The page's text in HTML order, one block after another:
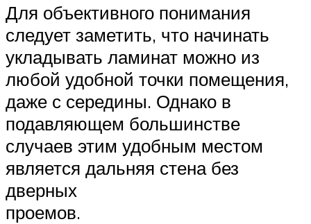
Для объективного понимания
следует заметить, что начинать
укладывать ламинат можно из
любой удобной точки помещения,
даже с середины. Однако в
подавляющем большинстве
случаев этим удобным местом
является дальняя стена без
дверных
проемов.